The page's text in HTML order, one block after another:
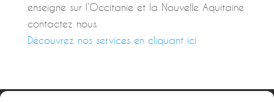
enseigne sur l’Occitanie et la Nouvelle Aquitaine
contactez nous.
Découvrez nos services en cliquant ici